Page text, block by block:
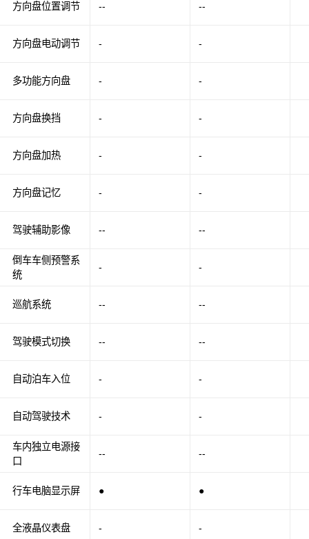
方向盘位置调节
方向盘电动调节
多功能方向盘
方向盘换挡
方向盘加热
方向盘记忆
驾驶辅助影像
倒车车侧预警系
统
巡航系统
驾驶模式切换
自动泊车入位
自动驾驶技术
车内独立电源接
口
行车电脑显示屏
全液晶仪表盘
-- --
- -
- -
- -
- -
- -
-- --
- -
-- --
-- --
- -
- -
-- --
● ●
- -